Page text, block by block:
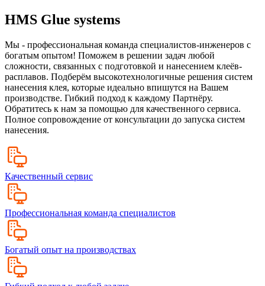
HMS Glue systems
Мы - профессиональная команда специалистов-инженеров с
богатым опытом! Поможем в решении задач любой
сложности, связанных с подготовкой и нанесением клеёв-
расплавов. Подберём высокотехнологичные решения систем
нанесения клея, которые идеально впишутся на Вашем
производстве. Гибкий подход к каждому Партнёру.
Обратитесь к нам за помощью для качественного сервиса.
Полное сопровождение от консультации до запуска систем
нанесения.
Качественный сервис
Профессиональная команда специалистов
Богатый опыт на производствах